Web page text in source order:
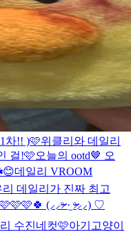
차!! )🩷위클리와 데일리
걸!🩷오늘의 ootd🤎 오
데일리 VROOM
데일리가 진짜 최고
(⸝⸝ᵒ̴̶̷ ·̫ ᵒ̴̶̷⸝⸝) ♡
수진네컷🩷아기고양이